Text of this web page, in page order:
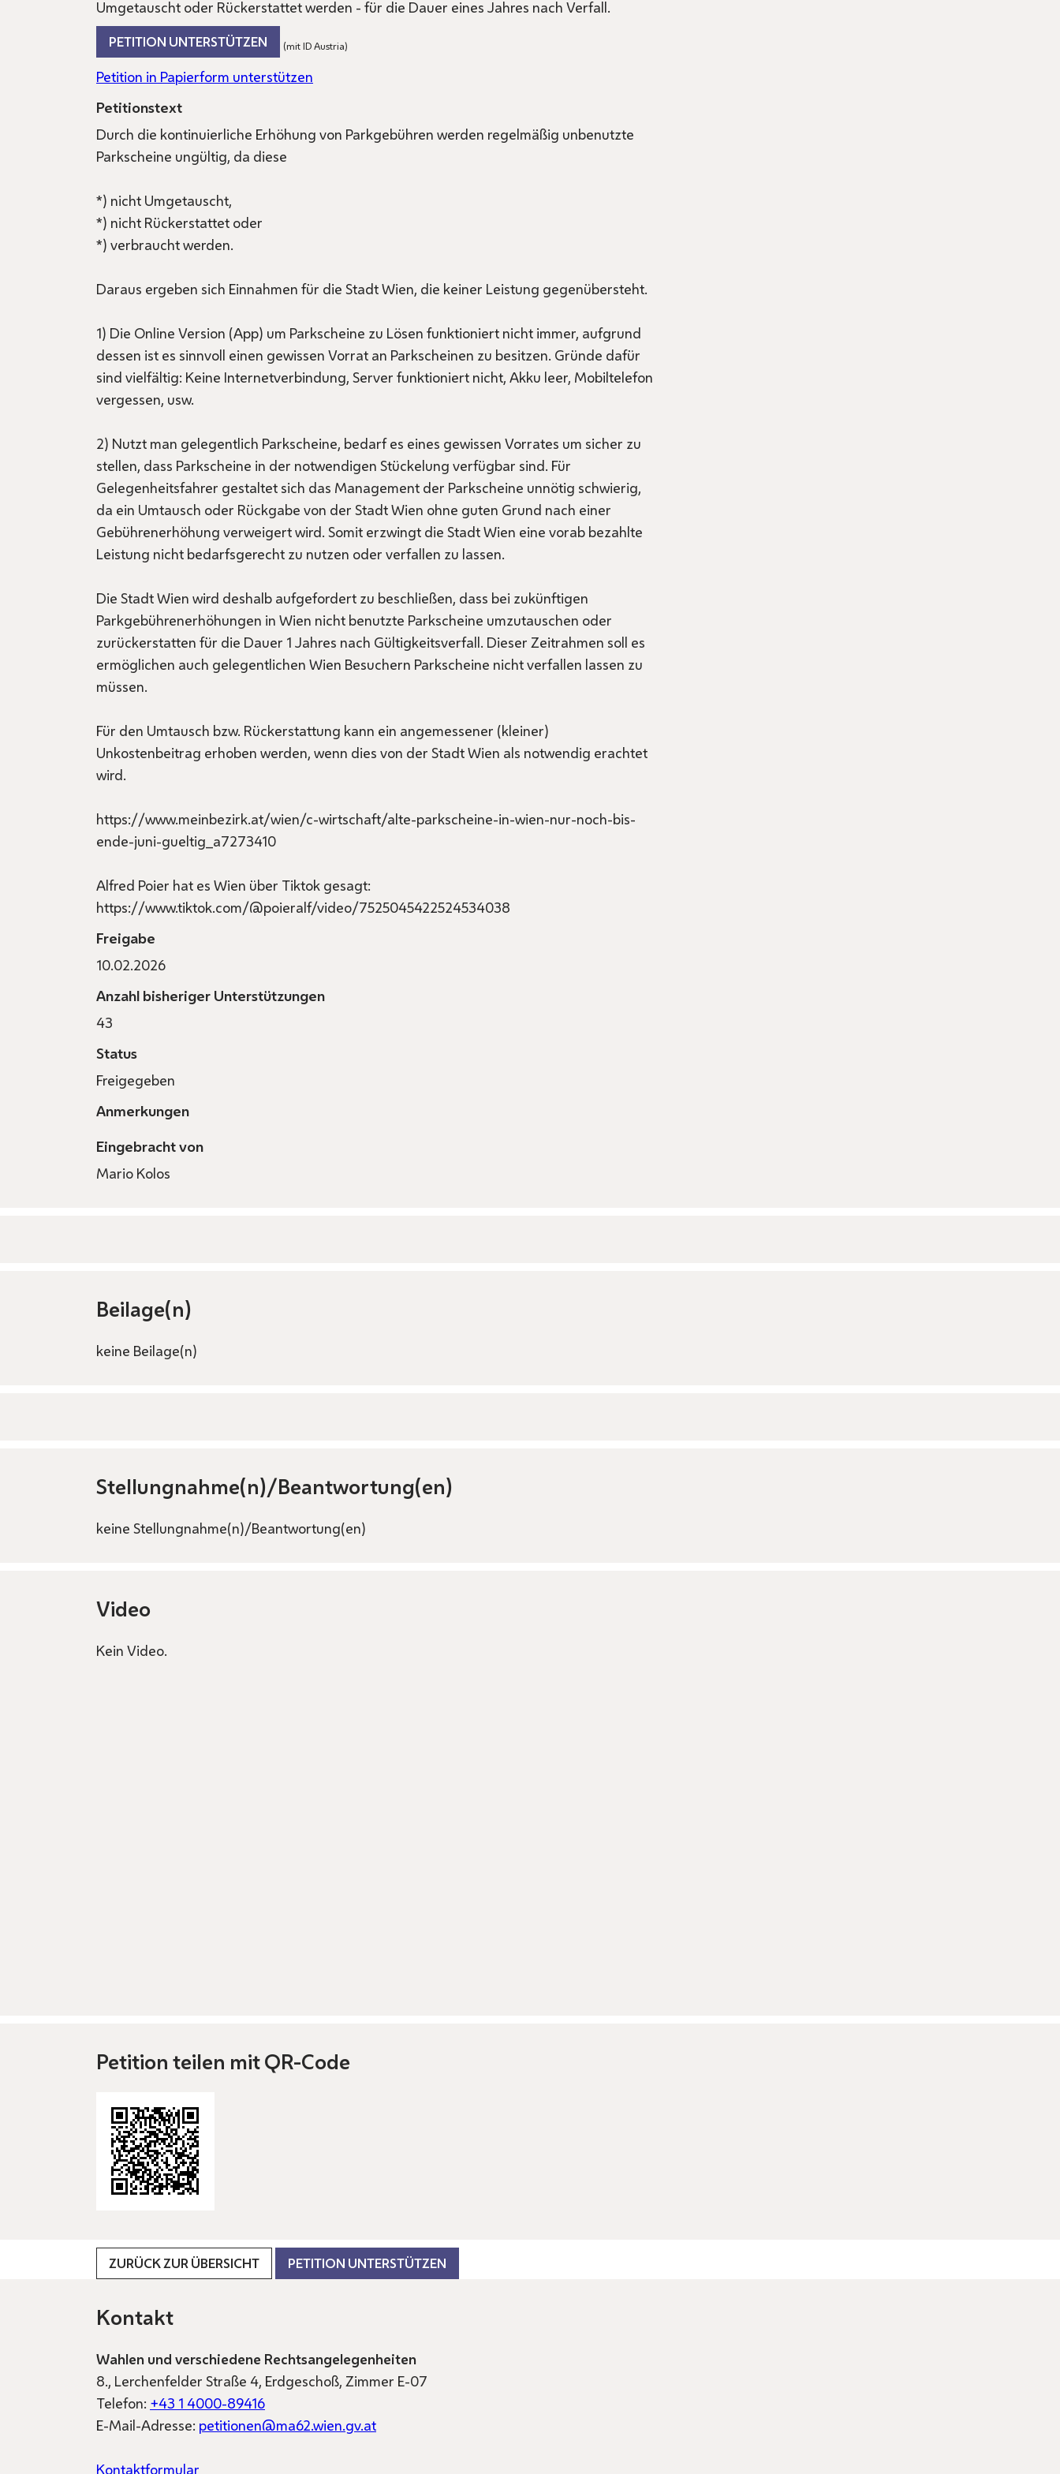
Umgetauscht oder Rückerstattet werden - für die Dauer eines Jahres nach Verfall.
PETITION UNTERSTÜTZEN (mit ID Austria)
Petition in Papierform unterstützen
Petitionstext
Durch die kontinuierliche Erhöhung von Parkgebühren werden regelmäßig unbenutzte
Parkscheine ungültig, da diese
*) nicht Umgetauscht,
*) nicht Rückerstattet oder
*) verbraucht werden.
Daraus ergeben sich Einnahmen für die Stadt Wien, die keiner Leistung gegenübersteht.
1) Die Online Version (App) um Parkscheine zu Lösen funktioniert nicht immer, aufgrund
dessen ist es sinnvoll einen gewissen Vorrat an Parkscheinen zu besitzen. Gründe dafür
sind vielfältig: Keine Internetverbindung, Server funktioniert nicht, Akku leer, Mobiltelefon
vergessen, usw.
2) Nutzt man gelegentlich Parkscheine, bedarf es eines gewissen Vorrates um sicher zu
stellen, dass Parkscheine in der notwendigen Stückelung verfügbar sind. Für
Gelegenheitsfahrer gestaltet sich das Management der Parkscheine unnötig schwierig,
da ein Umtausch oder Rückgabe von der Stadt Wien ohne guten Grund nach einer
Gebührenerhöhung verweigert wird. Somit erzwingt die Stadt Wien eine vorab bezahlte
Leistung nicht bedarfsgerecht zu nutzen oder verfallen zu lassen.
Die Stadt Wien wird deshalb aufgefordert zu beschließen, dass bei zukünftigen
Parkgebührenerhöhungen in Wien nicht benutzte Parkscheine umzutauschen oder
zurückerstatten für die Dauer 1 Jahres nach Gültigkeitsverfall. Dieser Zeitrahmen soll es
ermöglichen auch gelegentlichen Wien Besuchern Parkscheine nicht verfallen lassen zu
müssen.
Für den Umtausch bzw. Rückerstattung kann ein angemessener (kleiner)
Unkostenbeitrag erhoben werden, wenn dies von der Stadt Wien als notwendig erachtet
wird.
https://www.meinbezirk.at/wien/c-wirtschaft/alte-parkscheine-in-wien-nur-noch-bis-
ende-juni-gueltig_a7273410
Alfred Poier hat es Wien über Tiktok gesagt:
https://www.tiktok.com/@poieralf/video/7525045422524534038
Freigabe
10.02.2026
Anzahl bisheriger Unterstützungen
43
Status
Freigegeben
Anmerkungen
Eingebracht von
Mario Kolos
Beilage(n)
keine Beilage(n)
Stellungnahme(n)/Beantwortung(en)
keine Stellungnahme(n)/Beantwortung(en)
Video
Kein Video.
Petition teilen mit QR-Code
ZURÜCK ZUR ÜBERSICHT PETITION UNTERSTÜTZEN
Kontakt
Wahlen und verschiedene Rechtsangelegenheiten
8., Lerchenfelder Straße 4, Erdgeschoß, Zimmer E-07
Telefon: +43 1 4000-89416
E-Mail-Adresse: petitionen@ma62.wien.gv.at
Kontaktformular